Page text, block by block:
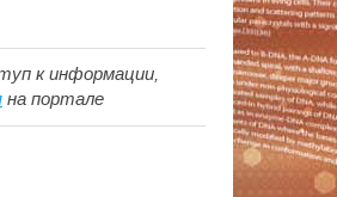
к информации,
на портале